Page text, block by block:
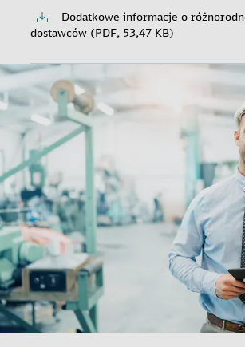
Dodatkowe informacje o
dostawców (PDF, 53,47 KB)